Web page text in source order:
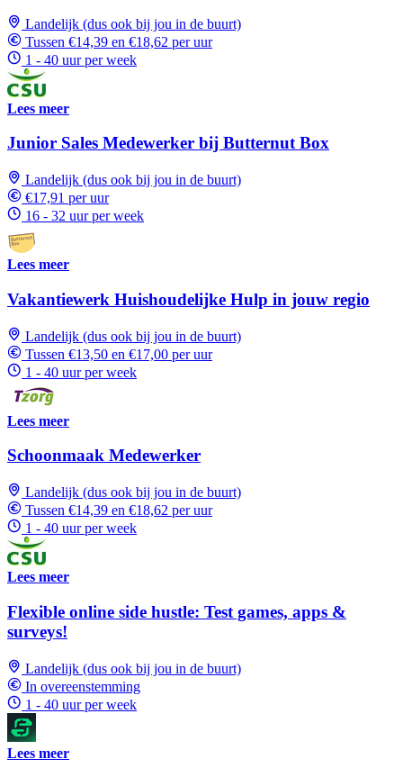
Landelijk (dus ook bij jou in de buurt)
Tussen €14,39 en €18,62 per uur
1 - 40 uur per week
Lees meer
Junior Sales Medewerker bij Butternut Box
Landelijk (dus ook bij jou in de buurt)
€17,91 per uur
16 - 32 uur per week
Lees meer
Vakantiewerk Huishoudelijke Hulp in jouw regio
Landelijk (dus ook bij jou in de buurt)
Tussen €13,50 en €17,00 per uur
1 - 40 uur per week
Lees meer
Schoonmaak Medewerker
Landelijk (dus ook bij jou in de buurt)
Tussen €14,39 en €18,62 per uur
1 - 40 uur per week
Lees meer
Flexible online side hustle: Test games, apps &
surveys!
Landelijk (dus ook bij jou in de buurt)
In overeenstemming
1 - 40 uur per week
Lees meer